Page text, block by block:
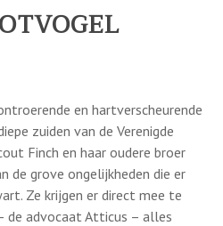
en hartverscheurende
zuiden van de Verenigde
Finch en haar oudere broer
de grove ongelijkheden die er
Ze krijgen er direct mee te
de advocaat Atticus – alles